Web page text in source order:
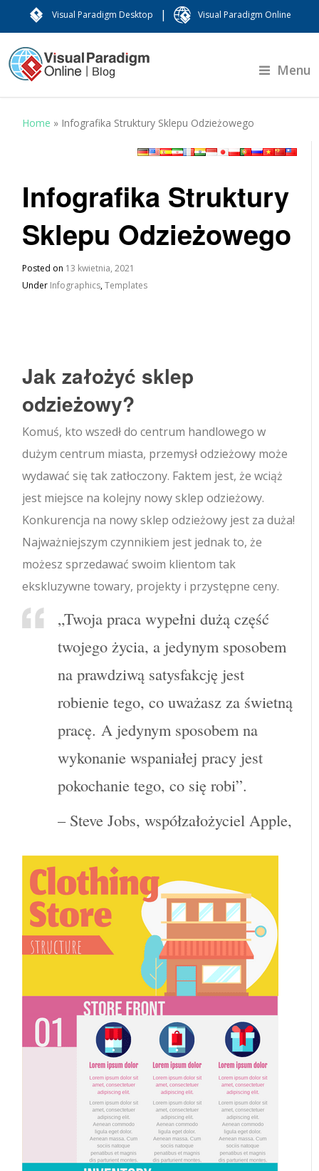
Visual Paradigm Desktop | Visual Paradigm Online
Menu
Home » Infografika Struktury Sklepu Odzieżowego
Infografika Struktury
Sklepu Odzieżowego
Posted on 13 kwietnia, 2021
Under Infographics,Templates
Jak założyć sklep
odzieżowy?
Komuś, kto wszedł do centrum handlowego w
dużym centrum miasta, przemysł odzieżowy może
wydawać się tak zatłoczony. Faktem jest, że wciąż
jest miejsce na kolejny nowy sklep odzieżowy.
Konkurencja na nowy sklep odzieżowy jest za duża!
Najważniejszym czynnikiem jest jednak to, że
możesz sprzedawać swoim klientom tak
ekskluzywne towary, projekty i przystępne ceny.
„Twoja praca wypełni dużą część
twojego życia, a jedynym sposobem
na prawdziwą satysfakcję jest
robienie tego, co uważasz za świetną
pracę. A jedynym sposobem na
wykonanie wspaniałej pracy jest
pokochanie tego, co się robi”.
– Steve Jobs, współzałożyciel Apple,